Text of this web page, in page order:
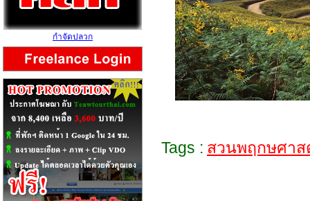
Tags : สวนพฤกษศาส
กำจัดปลวก